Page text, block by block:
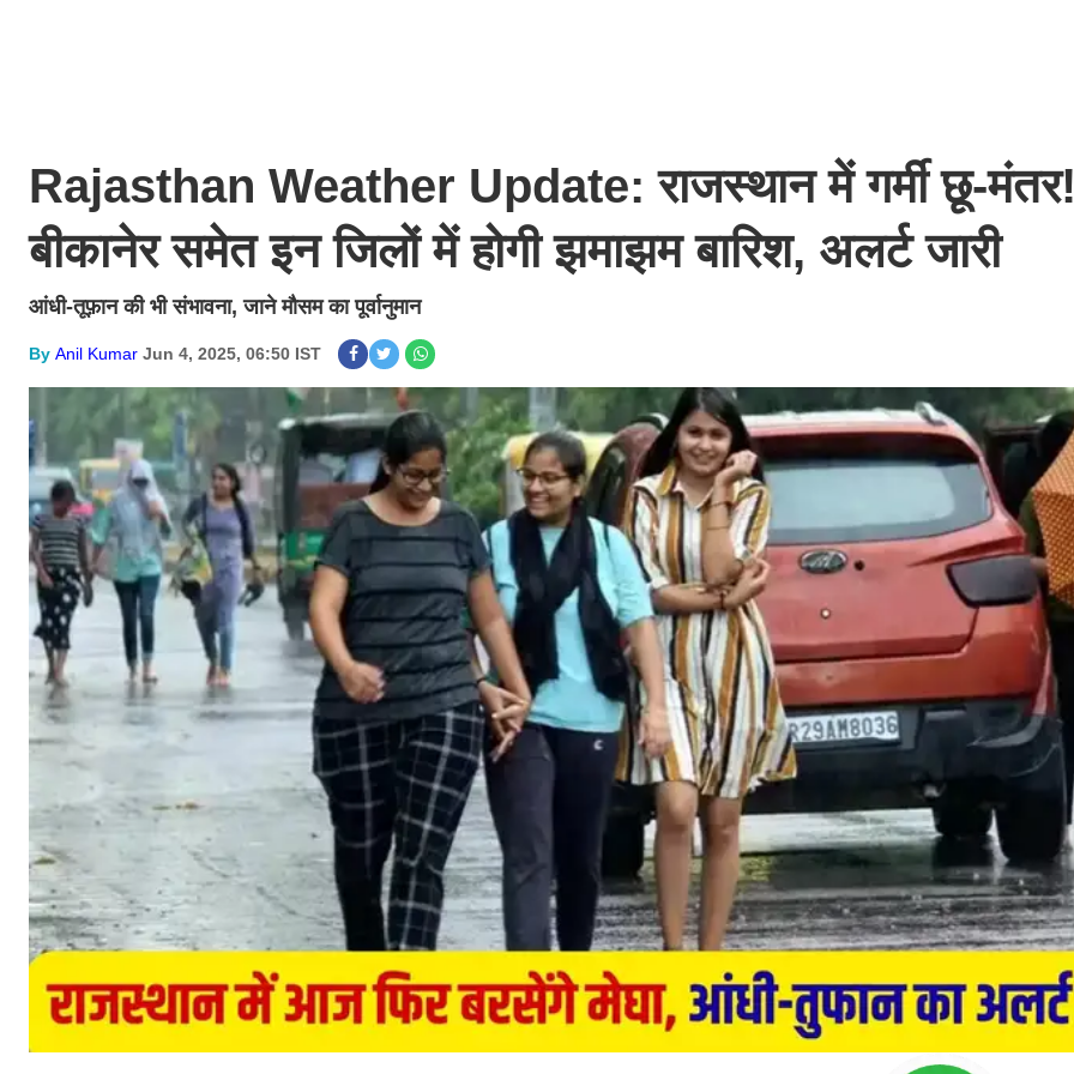
Rajasthan Weather Update: राजस्थान में गर्मी छू-मंतर!
बीकानेर समेत इन जिलों में होगी झमाझम बारिश, अलर्ट जारी
आंधी-तूफ़ान की भी संभावना, जाने मौसम का पूर्वानुमान
By Anil Kumar Jun 4, 2025, 06:50 IST